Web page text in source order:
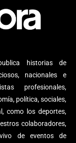
historias de
nacionales e
profesionales,
política, sociales,
como los deportes,
colaboradores,
de eventos de